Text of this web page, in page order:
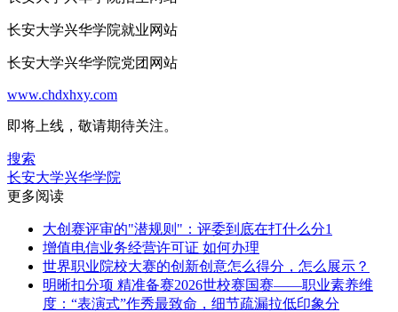
长安大学兴华学院就业网站
长安大学兴华学院党团网站
www.chdxhxy.com
即将上线，敬请期待关注。
搜索
长安大学兴华学院
更多阅读
大创赛评审的"潜规则"：评委到底在打什么分1
增值电信业务经营许可证 如何办理
世界职业院校大赛的创新创意怎么得分，怎么展示？
明晰扣分项 精准备赛2026世校赛国赛——职业素养维
度：“表演式”作秀最致命，细节疏漏拉低印象分